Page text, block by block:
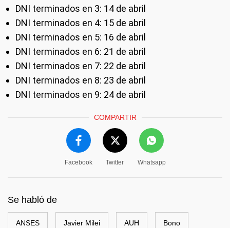
DNI terminados en 3: 14 de abril
DNI terminados en 4: 15 de abril
DNI terminados en 5: 16 de abril
DNI terminados en 6: 21 de abril
DNI terminados en 7: 22 de abril
DNI terminados en 8: 23 de abril
DNI terminados en 9: 24 de abril
COMPARTIR
Facebook Twitter Whatsapp
Se habló de
ANSES Javier Milei AUH Bono